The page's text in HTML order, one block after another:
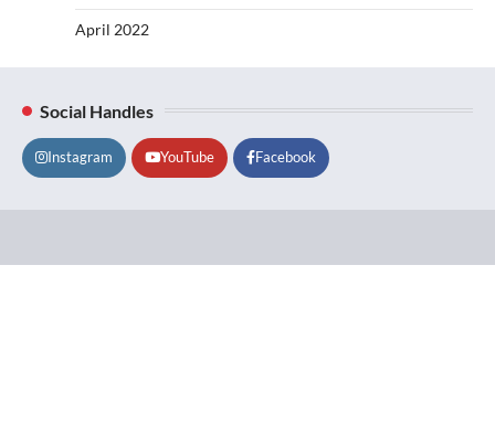
April 2022
Social Handles
Instagram YouTube Facebook